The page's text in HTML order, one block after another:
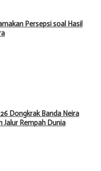
Persepsi soal Hasil
Dongkrak Banda Neira
Rempah Dunia